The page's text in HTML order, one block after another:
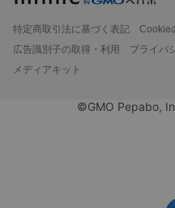
特定商取引法に基づく表記
Cookie
広告識別子の取得・利用
プライバ
メディアキット
©GMO Pepabo,